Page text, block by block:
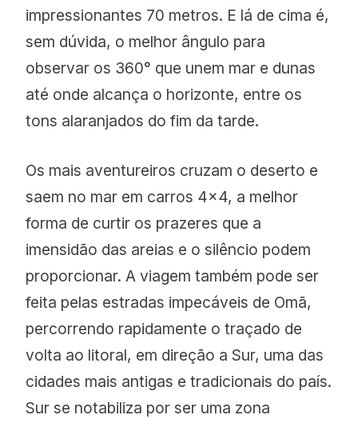
impressionantes 70 metros. E lá de cima é,
sem dúvida, o melhor ângulo para
observar os 360° que unem mar e dunas
até onde alcança o horizonte, entre os
tons alaranjados do fim da tarde.
Os mais aventureiros cruzam o deserto e
saem no mar em carros 4×4, a melhor
forma de curtir os prazeres que a
imensidão das areias e o silêncio podem
proporcionar. A viagem também pode ser
feita pelas estradas impecáveis de Omã,
percorrendo rapidamente o traçado de
volta ao litoral, em direção a Sur, uma das
cidades mais antigas e tradicionais do país.
Sur se notabiliza por ser uma zona